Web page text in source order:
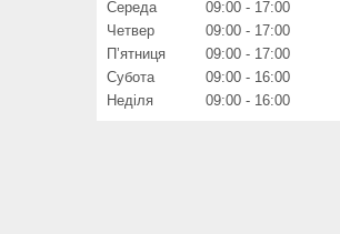
Середа
09:00
17:00
Четвер
09:00
17:00
Пʼятниця
09:00
17:00
Субота
09:00
16:00
Неділя
09:00 16:00